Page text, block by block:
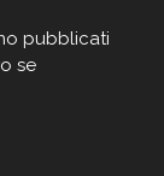
pubblicati
se